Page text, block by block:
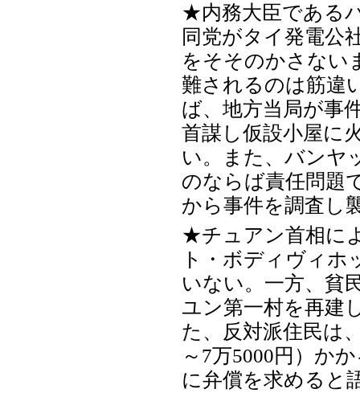
★内務大臣である
同党がタイ発電公
をそそのかさない
難されるのは筋違
ば、地方当局が事
首謀し仮設小屋に
い。また、バンヤ
のならば責任問題
から事件を調査し
★チュアン首相に
ト・ボディヴィホ
いない。一方、貧
ユン第一村を再建
た、反対派住民は
～7万5000円）か
に弁償を求めると